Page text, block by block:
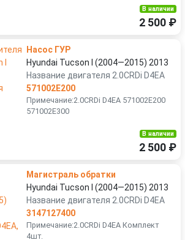
В наличии
2 500 ₽
Насос ГУР
Hyundai Tucson I (2004—2015) 2013
Название двигателя 2.0CRDi D4EA
571002E200
Примечание:2.0CRDi D4EA 571002E200
571002E300
В наличии
2 500 ₽
Магистраль обратки
Hyundai Tucson I (2004—2015) 2013
Название двигателя 2.0CRDi D4EA
3147127400
Примечание:2.0CRDi D4EA Комплект
4шт.